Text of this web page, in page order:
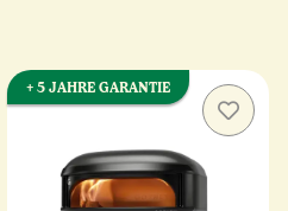
+ 5 JAHRE GARANTIE